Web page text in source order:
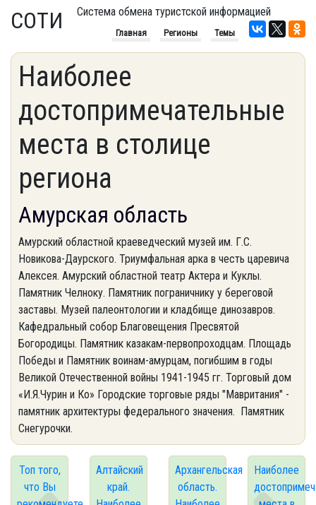
СОТИ Система обмена туристской информацией
Главная Регионы Темы
Наиболее
достопримечательные
места в столице
региона
Амурская область
Амурский областной краеведческий музей им. Г.С.
Новикова-Даурского. Триумфальная арка в честь царевича
Алексея. Амурский областной театр Актера и Куклы.
Памятник Челноку. Памятник пограничнику у береговой
заставы. Музей палеонтологии и кладбище динозавров.
Кафедральный собор Благовещения Пресвятой
Богородицы. Памятник казакам-первопроходцам. Площадь
Победы и Памятник воинам-амурцам, погибшим в годы
Великой Отечественной войны 1941-1945 гг. Торговый дом
«И.Я.Чурин и Ко» Городские торговые ряды "Мавритания" -
памятник архитектуры федерального значения. Памятник
Снегурочки.
Топ того,
что Вы
Алтайский
край.
Архангельская
область.
Наиболее